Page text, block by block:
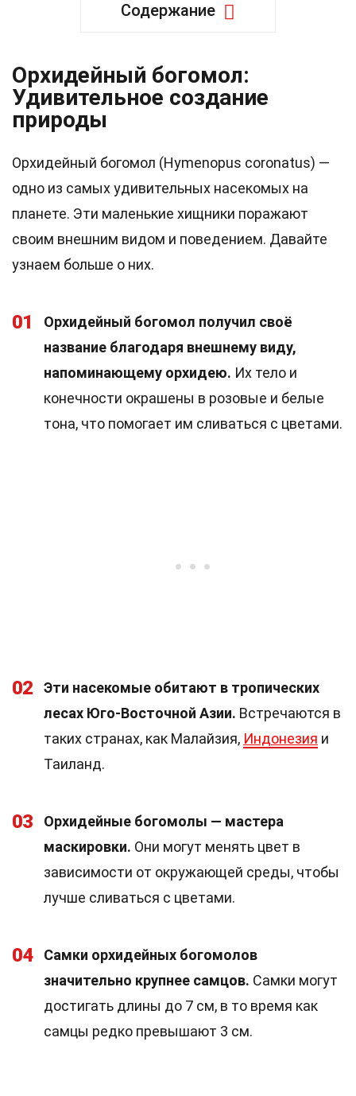
Содержание
Орхидейный богомол:
Удивительное создание
природы
Орхидейный богомол (Hymenopus coronatus) —
одно из самых удивительных насекомых на
планете. Эти маленькие хищники поражают
своим внешним видом и поведением. Давайте
узнаем больше о них.
01
Орхидейный богомол получил своё
название благодаря внешнему виду,
напоминающему орхидею. Их тело и
конечности окрашены в розовые и белые
тона, что помогает им сливаться с цветами.
02
Эти насекомые обитают в тропических
лесах Юго-Восточной Азии. Встречаются в
таких странах, как Малайзия, Индонезия и
Таиланд.
03
Орхидейные богомолы — мастера
маскировки. Они могут менять цвет в
зависимости от окружающей среды, чтобы
лучше сливаться с цветами.
04
Самки орхидейных богомолов
значительно крупнее самцов. Самки могут
достигать длины до 7 см, в то время как
самцы редко превышают 3 см.